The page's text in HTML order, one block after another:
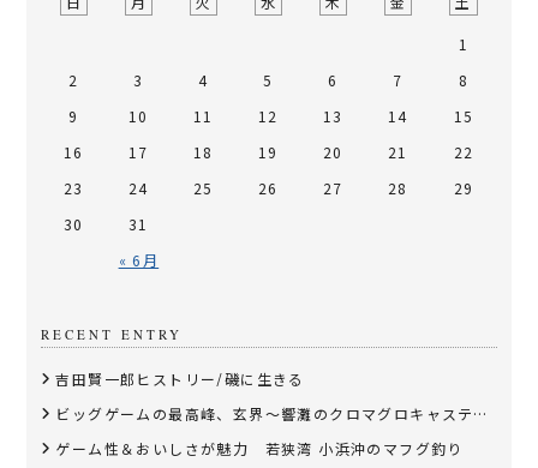
« 6月
1
2
3 4 5 6 7
8
9
10 11 12 13 14
15
16
17 18 19 20 21
22
23
24 25 26 27 28
29
30
31
RECENT ENTRY
吉田賢一郎ヒストリー/磯に生きる
ビッグゲームの最高峰、玄界～響灘のクロマグロキャスティング
ゲーム性＆おいしさが魅力 若狭湾 小浜沖のマフグ釣り